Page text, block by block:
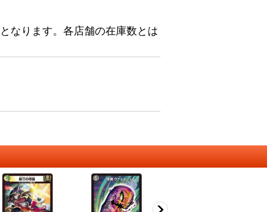
なります。各店舗の在庫数とは